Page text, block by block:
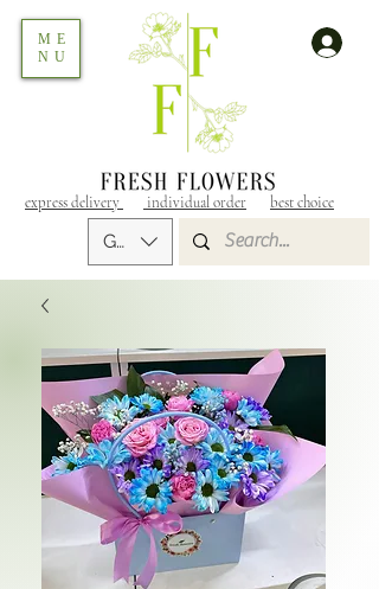
GEL (GEL)
express delivery individual order best choice
ME
NU